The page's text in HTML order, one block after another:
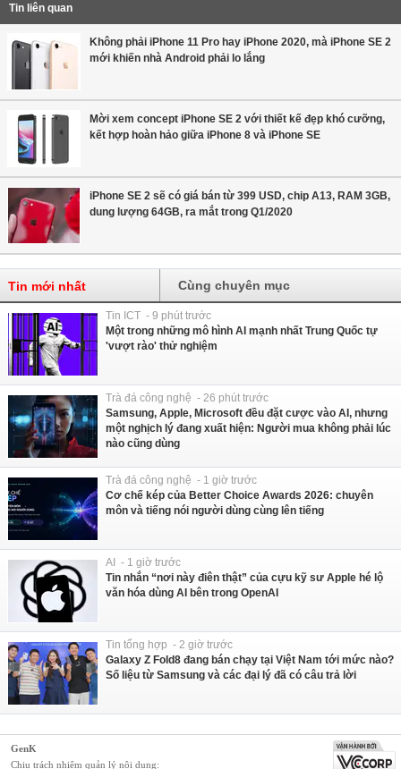
Tin liên quan
Không phải iPhone 11 Pro hay iPhone 2020, mà iPhone SE 2
mới khiến nhà Android phải lo lắng
Mời xem concept iPhone SE 2 với thiết kế đẹp khó cưỡng,
kết hợp hoàn hảo giữa iPhone 8 và iPhone SE
iPhone SE 2 sẽ có giá bán từ 399 USD, chip A13, RAM 3GB,
dung lượng 64GB, ra mắt trong Q1/2020
Tin mới nhất Cùng chuyên mục
Tin ICT - 9 phút trước
Một trong những mô hình AI mạnh nhất Trung Quốc tự
'vượt rào' thử nghiệm
Trà đá công nghệ - 26 phút trước
Samsung, Apple, Microsoft đều đặt cược vào AI, nhưng
một nghịch lý đang xuất hiện: Người mua không phải lúc
nào cũng dùng
Trà đá công nghệ - 1 giờ trước
Cơ chế kép của Better Choice Awards 2026: chuyên
môn và tiếng nói người dùng cùng lên tiếng
AI - 1 giờ trước
Tin nhắn “nơi này điên thật” của cựu kỹ sư Apple hé lộ
văn hóa dùng AI bên trong OpenAI
Tin tổng hợp - 2 giờ trước
Galaxy Z Fold8 đang bán chạy tại Việt Nam tới mức nào?
Số liệu từ Samsung và các đại lý đã có câu trả lời
GenK
Chịu trách nhiệm quản lý nội dung: